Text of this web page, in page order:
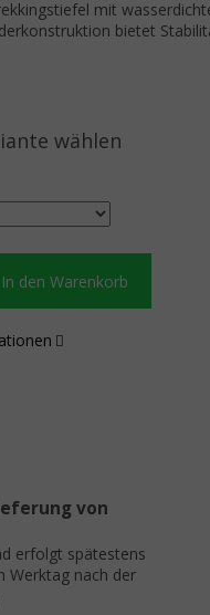
wählen
In den Warenkorb
mit
bietet
von
erfolgt spätestens
Werktag nach der